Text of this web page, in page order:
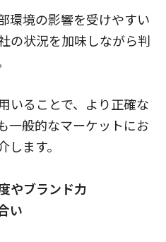
環境の影響を受けやすい
の状況を加味しながら判
いることで、より正確な
一般的なマーケットにお
ます。
やブランド力
い